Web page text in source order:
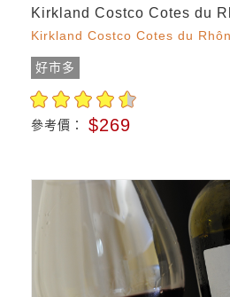
Kirkland Costco Cotes du
Kirkland Costco Cotes du
好市多
參考價： $269